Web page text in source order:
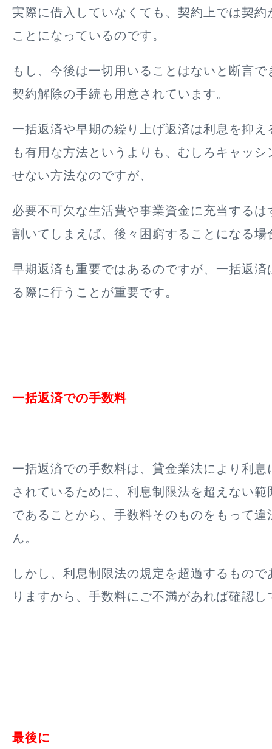
実際に借入していなくても、契約上では契約
ことになっているのです。
もし、今後は一切用いることはないと断言
契約解除の手続も用意されています。
一括返済や早期の繰り上げ返済は利息を抑え
も有用な方法というよりも、むしろキャッ
せない方法なのですが、
必要不可欠な生活費や事業資金に充当するは
割いてしまえば、後々困窮することになる場
早期返済も重要ではあるのですが、一括返済
る際に行うことが重要です。
一括返済での手数料
一括返済での手数料は、貸金業法により利息
されているために、利息制限法を超えない
であることから、手数料そのものをもって違
ん。
しかし、利息制限法の規定を超過するもの
りますから、手数料にご不満があれば確認
最後に